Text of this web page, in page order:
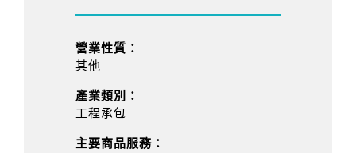
營業性質：
其他
產業類別：
工程承包
主要商品服務：